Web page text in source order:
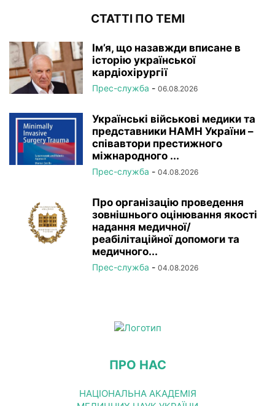
СТАТТІ ПО ТЕМІ
Ім’я, що назавжди вписане в
історію української
кардіохірургії
Прес-служба - 06.08.2026
Українські військові медики та
представники НАМН України –
співавтори престижного
міжнародного ...
Прес-служба - 04.08.2026
Про організацію проведення
зовнішнього оцінювання якості
надання медичної/
реабілітаційної допомоги та
медичного...
Прес-служба - 04.08.2026
ПРО НАС
НАЦІОНАЛЬНА АКАДЕМІЯ